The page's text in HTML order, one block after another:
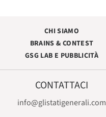
CHI SIAMO
BRAINS & CONTEST
GSG LAB E PUBBLICITÀ
CONTATTACI
info@glistatigenerali.com